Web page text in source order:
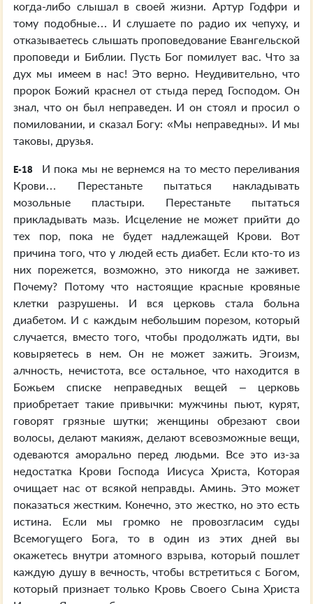
когда-либо слышал в своей жизни. Артур Годфри и
тому подобные… И слушаете по радио их чепуху, и
отказываетесь слышать проповедование Евангельской
проповеди и Библии. Пусть Бог помилует вас. Что за
дух мы имеем в нас! Это верно. Неудивительно, что
пророк Божий краснел от стыда перед Господом. Он
знал, что он был неправеден. И он стоял и просил о
помиловании, и сказал Богу: «Мы неправедны». И мы
таковы, друзья.
E-18
И пока мы не вернемся на то место переливания
Крови… Перестаньте пытаться накладывать
мозольные пластыри. Перестаньте пытаться
прикладывать мазь. Исцеление не может прийти до
тех пор, пока не будет надлежащей Крови. Вот
причина того, что у людей есть диабет. Если кто-то из
них порежется, возможно, это никогда не заживет.
Почему? Потому что настоящие красные кровяные
клетки разрушены. И вся церковь стала больна
диабетом. И с каждым небольшим порезом, который
случается, вместо того, чтобы продолжать идти, вы
ковыряетесь в нем. Он не может зажить. Эгоизм,
алчность, нечистота, все остальное, что находится в
Божьем списке неправедных вещей – церковь
приобретает такие привычки: мужчины пьют, курят,
говорят грязные шутки; женщины обрезают свои
волосы, делают макияж, делают всевозможные вещи,
одеваются аморально перед людьми. Все это из-за
недостатка Крови Господа Иисуса Христа, Которая
очищает нас от всякой неправды. Аминь. Это может
показаться жестким. Конечно, это жестко, но это есть
истина. Если мы громко не провозгласим суды
Всемогущего Бога, то в один из этих дней вы
окажетесь внутри атомного взрыва, который пошлет
каждую душу в вечность, чтобы встретиться с Богом,
который признает только Кровь Своего Сына Христа